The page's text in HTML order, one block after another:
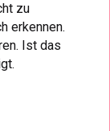
zu
erkennen.
Ist das